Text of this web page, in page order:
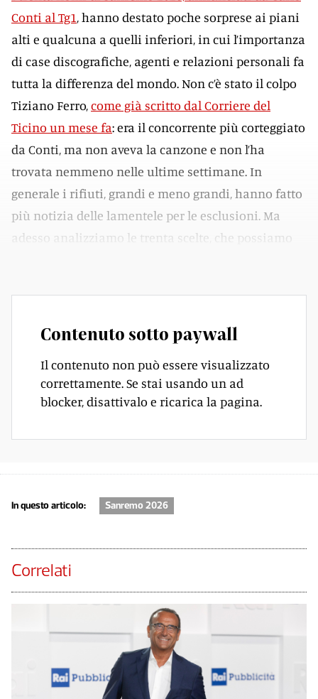
Conti al Tg1, hanno destato poche sorprese ai piani
alti e qualcuna a quelli inferiori, in cui l’importanza
di case discografiche, agenti e relazioni personali fa
tutta la differenza del mondo. Non c’è stato il colpo
Tiziano Ferro,come già scritto dal Corriere del
Ticino un mese fa: era il concorrente più corteggiato
da Conti, ma non aveva la canzone e non l’ha
trovata nemmeno nelle ultime settimane. In
generale i rifiuti, grandi e meno grandi, hanno fatto
più notizia delle lamentele per le esclusioni. Ma
adesso analizziamo le trenta scelte, che possiamo
Contenuto sotto paywall
Il contenuto non può essere visualizzato
correttamente. Se stai usando un ad
blocker, disattivalo e ricarica la pagina.
In questo articolo: Sanremo 2026
Correlati